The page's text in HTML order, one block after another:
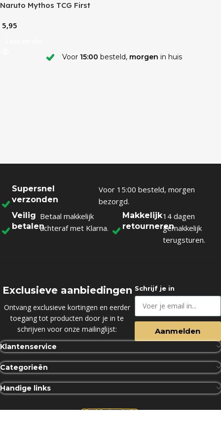
Naruto Mythos TCG First
5,95
Voor 15:00 besteld, morgen in huis
Supersnel
verzonden
Voor 15:00 besteld, morgen
bezorgd.
Veilig
betalen
Betaal makkelijk
achteraf met Klarna.
Makkelijk
retourneren
14 dagen
gemakkelijk
terugsturen.
Exclusieve aanbiedingen
Ontvang exclusieve kortingen en eerder
toegang tot producten door je in te
schrijven voor onze mailinglijst:
Schrijf je in
Aanmelden
Klantenservice
Categorieën
Handige links